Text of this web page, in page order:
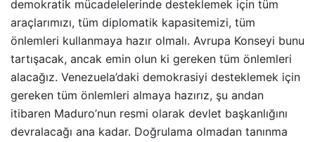
demokratik mücadelelerinde desteklemek için tüm
araçlarımızı, tüm diplomatik kapasitemizi, tüm
önlemleri kullanmaya hazır olmalı. Avrupa Konseyi bunu
tartışacak, ancak emin olun ki gereken tüm önlemleri
alacağız. Venezuela’daki demokrasiyi desteklemek için
gereken tüm önlemleri almaya hazırız, şu andan
itibaren Maduro’nun resmi olarak devlet başkanlığını
devralacağı ana kadar. Doğrulama olmadan tanınma